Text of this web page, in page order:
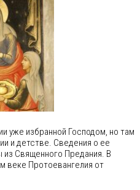
уже избранной Господом, но там
и детстве. Сведения о ее
Священного Предания. В
веке Протоевангелия от